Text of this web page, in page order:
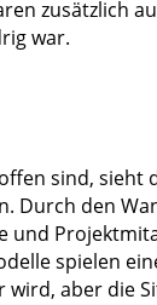
zusätzlich
war.
sind, sieht
Durch den
und
spielen
wird, aber die